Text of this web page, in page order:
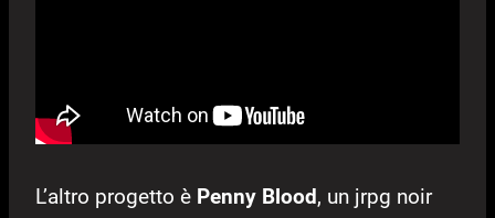
L’altro progetto è Penny Blood, un jrpg noir